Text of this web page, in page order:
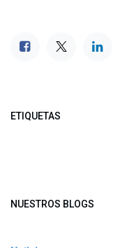
ETIQUETAS
NUESTROS BLOGS